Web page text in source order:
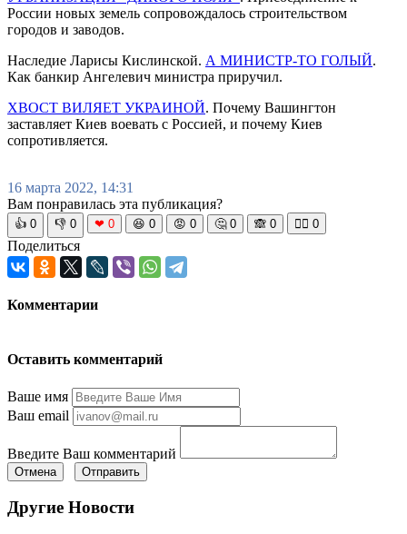
России новых земель сопровождалось строительством
городов и заводов.
Наследие Ларисы Кислинской. А МИНИСТР-ТО ГОЛЫЙ.
Как банкир Ангелевич министра приручил.
ХВОСТ ВИЛЯЕТ УКРАИНОЙ. Почему Вашингтон
заставляет Киев воевать с Россией, и почему Киев
сопротивляется.
16 марта 2022, 14:31
Вам понравилась эта публикация?
👍 0 👎 0 ❤ 0 😆 0 😡 0 🤔 0 🙈 0 🧘‍♀️ 0
Поделиться
Комментарии
Оставить комментарий
Ваше имя
Ваш email
Введите Ваш комментарий
Отмена Отправить
Другие Новости